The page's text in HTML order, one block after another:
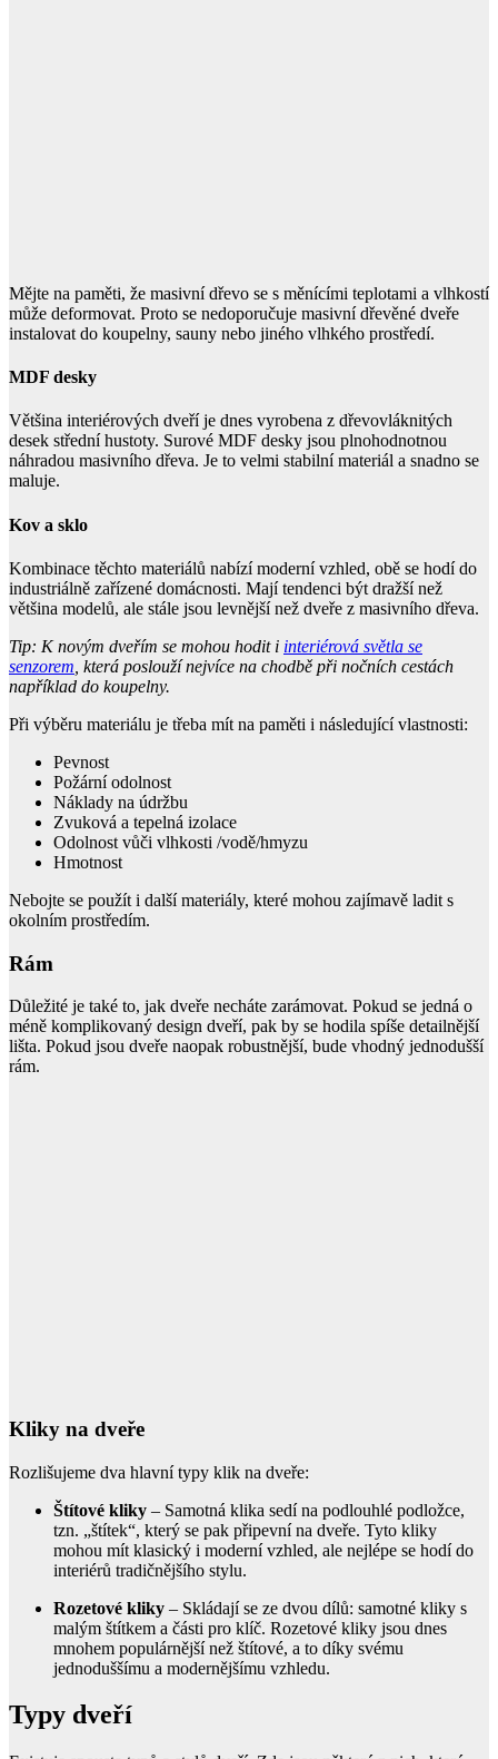
Mějte na paměti, že masivní dřevo se s měnícími teplotami a vlhkostí
může deformovat. Proto se nedoporučuje masivní dřevěné dveře
instalovat do koupelny, sauny nebo jiného vlhkého prostředí.
MDF desky
Většina interiérových dveří je dnes vyrobena z dřevovláknitých
desek střední hustoty. Surové MDF desky jsou plnohodnotnou
náhradou masivního dřeva. Je to velmi stabilní materiál a snadno se
maluje.
Kov a sklo
Kombinace těchto materiálů nabízí moderní vzhled, obě se hodí do
industriálně zařízené domácnosti. Mají tendenci být dražší než
většina modelů, ale stále jsou levnější než dveře z masivního dřeva.
Tip: K novým dveřím se mohou hodit i interiérová světla se
senzorem , která poslouží nejvíce na chodbě při nočních cestách
například do koupelny.
Při výběru materiálu je třeba mít na paměti i následující vlastnosti:
Pevnost
Požární odolnost
Náklady na údržbu
Zvuková a tepelná izolace
Odolnost vůči vlhkosti /vodě/hmyzu
Hmotnost
Nebojte se použít i další materiály, které mohou zajímavě ladit s
okolním prostředím.
Rám
Důležité je také to, jak dveře necháte zarámovat. Pokud se jedná o
méně komplikovaný design dveří, pak by se hodila spíše detailnější
lišta. Pokud jsou dveře naopak robustnější, bude vhodný jednodušší
rám.
Kliky na dveře
Rozlišujeme dva hlavní typy klik na dveře:
Štítové kliky – Samotná klika sedí na podlouhlé podložce,
tzn. „štítek“, který se pak připevní na dveře. Tyto kliky
mohou mít klasický i moderní vzhled, ale nejlépe se hodí do
interiérů tradičnějšího stylu.
Rozetové kliky – Skládají se ze dvou dílů: samotné kliky s
malým štítkem a části pro klíč. Rozetové kliky jsou dnes
mnohem populárnější než štítové, a to díky svému
jednoduššímu a modernějšímu vzhledu.
Typy dveří